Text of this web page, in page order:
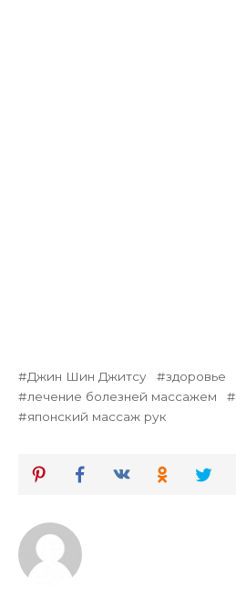
Джин Шин Джитсу
здоровье
лечение болезней массажем
японский массаж рук